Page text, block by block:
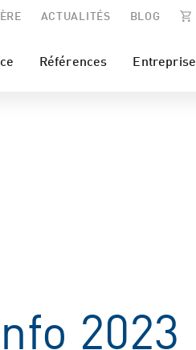
ACTUALITÉS BLOG
Références Entreprise
2023